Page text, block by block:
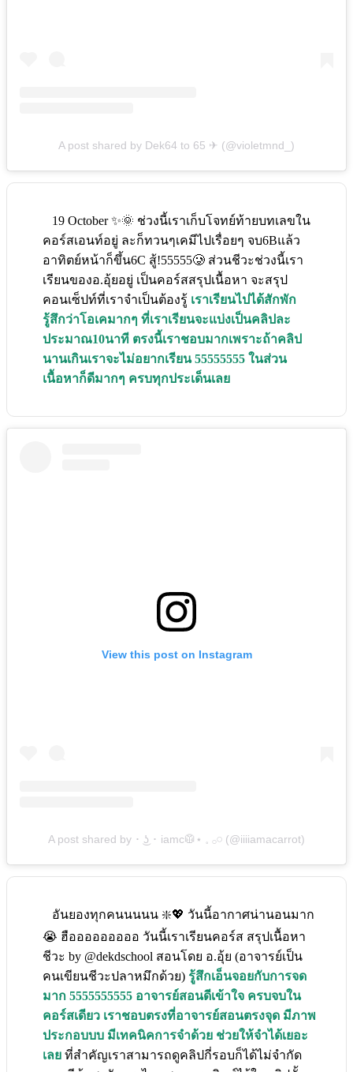
A post shared by Dek64 to 65 ✈︎ (@violetmnd_)
19 October ✨🌞 ช่วงนี้เราเก็บโจทย์ท้ายบทเลขใน
คอร์สเอนท์อยู่ ละก็ทวนๆเคมีไปเรื่อยๆ จบ6Bแล้ว
อาทิตย์หน้าก็ขึ้น6C สู้!55555🥲 ส่วนชีวะช่วงนี้เรา
เรียนของอ.อุ้ยอยู่ เป็นคอร์สสรุปเนื้อหา จะสรุป
คอนเซ็ปท์ที่เราจำเป็นต้องรู้ เราเรียนไปได้สักพัก
รู้สึกว่าโอเคมากๆ ที่เราเรียนจะแบ่งเป็นคลิปละ
ประมาณ10นาที ตรงนี้เราชอบมากเพราะถ้าคลิป
นานเกินเราจะไม่อยากเรียน 55555555 ในส่วน
เนื้อหาก็ดีมากๆ ครบทุกประเด็นเลย
View this post on Instagram
A post shared by ･ ͜ʖ ･ iamc🥼⋆ 𓈒 𓂂𓏸 (@iiiiamacarrot)
อันยองทุกคนนนนน ❇️💖 วันนี้อากาศน่านอนมาก
😭 ฮือออออออออ วันนี้เราเรียนคอร์ส สรุปเนื้อหา
ชีวะ by @dekdschool สอนโดย อ.อุ้ย (อาจารย์เป็น
คนเขียนชีวะปลาหมึกด้วย) รู้สึกเอ็นจอยกับการจด
มาก 5555555555 อาจารย์สอนดีเข้าใจ ครบจบใน
คอร์สเดียว เราชอบตรงที่อาจารย์สอนตรงจุด มีภาพ
ประกอบบบ มีเทคนิคการจำด้วย ช่วยให้จำได้เยอะ
เลย ที่สำคัญเราสามารถดูคลิปกี่รอบก็ได้ไม่จำกัด